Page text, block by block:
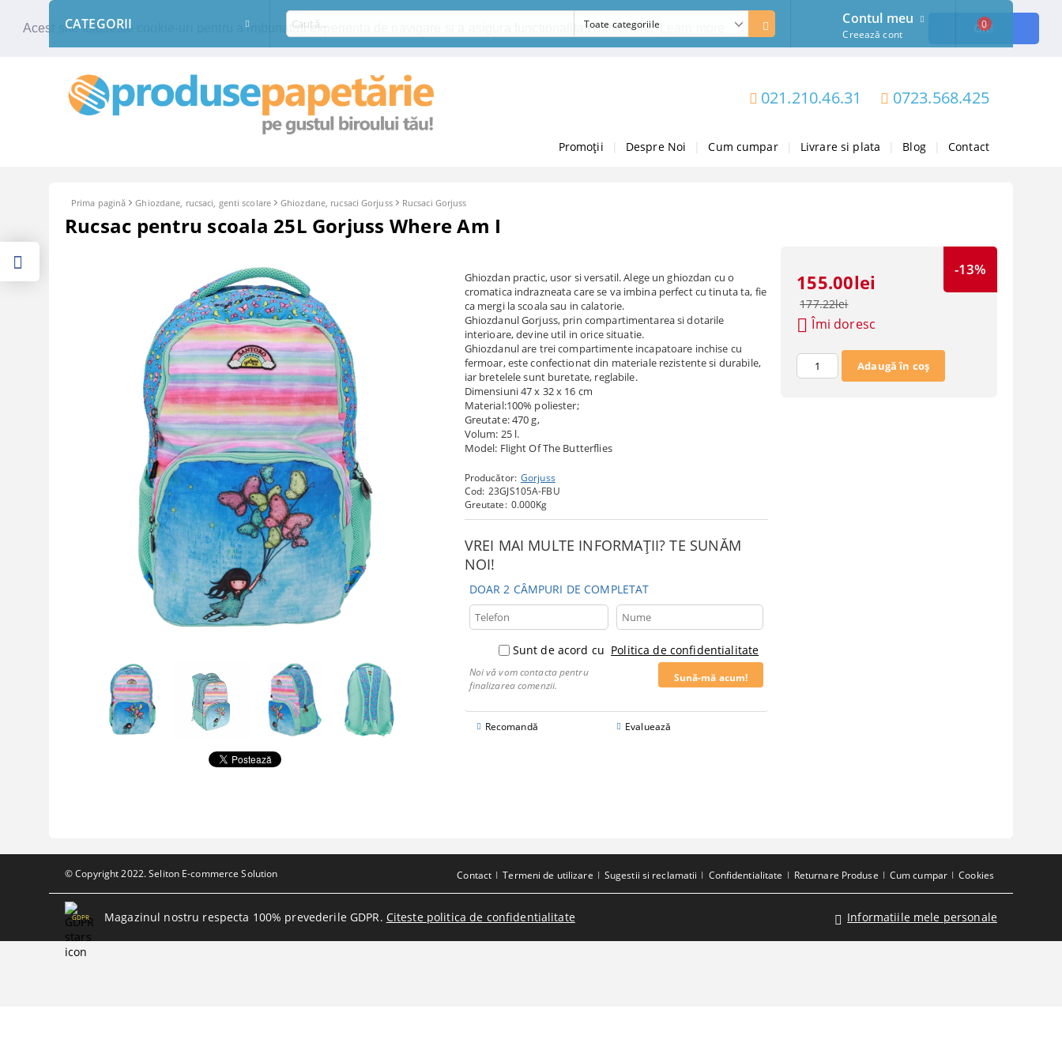
Acest site foloseste cookie-uri pentru a imbunatati experienta de navigare si a asigura functionalitati aditionale. OK!
021.210.46.31 0723.568.425
Promoții Despre Noi Cum cumpar Livrare si plata Blog Contact
CATEGORII Contul meu
Creează cont
0
Prima pagină Ghiozdane, rucsaci, genti scolare Ghiozdane, rucsaci Gorjuss Rucsaci Gorjuss
Rucsac pentru scoala 25L Gorjuss Where Am I
Ghiozdan practic, usor si versatil. Alege un ghiozdan cu o
cromatica indrazneata care se va imbina perfect cu tinuta ta, fie
ca mergi la scoala sau in calatorie.
Ghiozdanul Gorjuss, prin compartimentarea si dotarile
interioare, devine util in orice situatie.
Ghiozdanul are trei compartimente incapatoare inchise cu
fermoar, este confectionat din materiale rezistente si durabile,
iar bretelele sunt buretate, reglabile.
Dimensiuni 47 x 32 x 16 cm
Material:100% poliester;
Greutate: 470 g,
Volum: 25 l.
Model: Flight Of The Butterflies
Producător: Gorjuss
Cod: 23GJS105A-FBU
Greutate: 0.000Kg
VREI MAI MULTE INFORMAȚII? TE SUNĂM
NOI!
DOAR 2 CÂMPURI DE COMPLETAT
Sunt de acord cu Politica de confidentialitate
Noi vă vom contacta pentru
finalizarea comenzii.
Recomandă Evaluează
-13%
155.00lei
177.22lei
Îmi doresc
© Copyright 2022. Seliton E-commerce Solution Contact Termeni de utilizare Sugestii si reclamatii Confidentialitate Returnare Produse Cum cumpar Cookies
GDPR Magazinul nostru respecta 100% prevederile GDPR. Citeste politica de confidentialitate Informatiile mele personale